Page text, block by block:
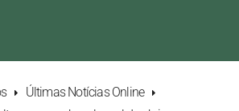
Últimas Notícias Online